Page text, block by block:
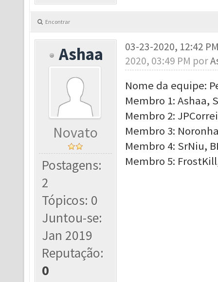
Encontrar
Ashaa
Novato
Postagens:
2
Tópicos: 0
Juntou-se:
Jan 2019
Reputação:
0
03-23-2020, 12:42
2020, 03:49 PM por
Nome da equipe:
Membro 1: Ashaa,
Membro 2:
Membro 3:
Membro 4: SrNiu,
Membro 5: